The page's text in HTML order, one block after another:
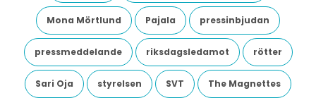
Mona Mörtlund Pajala pressinbjudan
pressmeddelande riksdagsledamot rötter
Sari Oja styrelsen SVT The Magnettes